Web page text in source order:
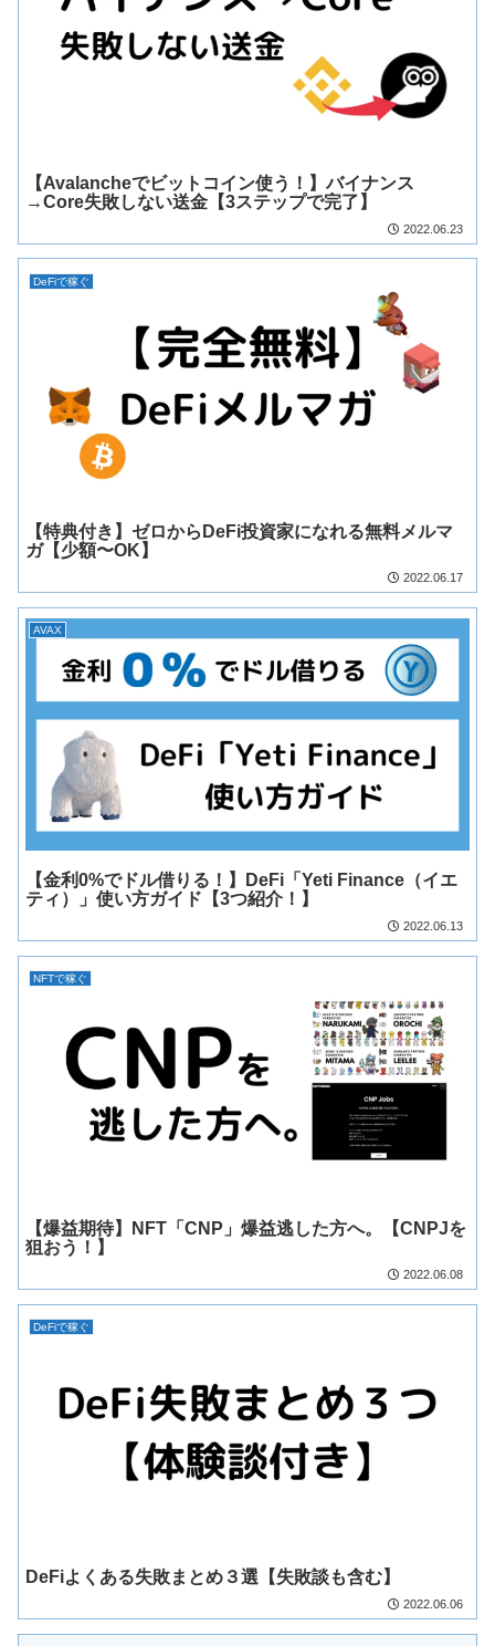
【Avalancheでビットコイン使う！】バイナンス
→Core失敗しない送金【3ステップで完了】
2022.06.23
DeFiで稼ぐ
【特典付き】ゼロからDeFi投資家になれる無料メルマ
ガ【少額〜OK】
2022.06.17
AVAX
【金利0%でドル借りる！】DeFi「Yeti Finance（イエ
ティ）」使い方ガイド【3つ紹介！】
2022.06.13
NFTで稼ぐ
【爆益期待】NFT「CNP」爆益逃した方へ。【CNPJを
狙おう！】
2022.06.08
DeFiで稼ぐ
DeFiよくある失敗まとめ３選【失敗談も含む】
2022.06.06